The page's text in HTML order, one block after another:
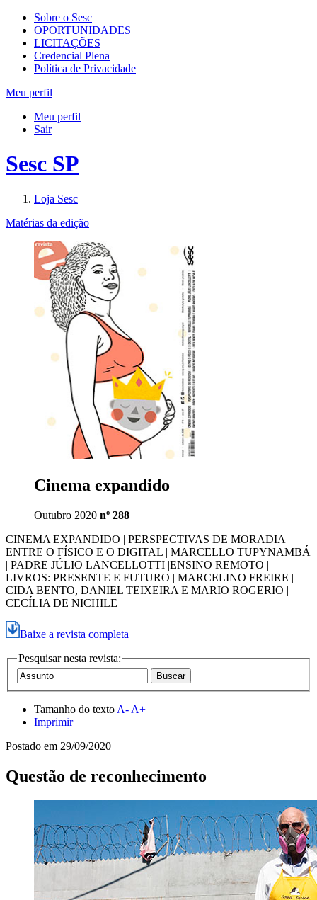
Sobre o Sesc
OPORTUNIDADES
LICITAÇÕES
Credencial Plena
Política de Privacidade
Meu perfil
Meu perfil
Sair
Sesc SP
Loja Sesc
Matérias da edição
Cinema expandido
Outubro 2020 nº 288
CINEMA EXPANDIDO | PERSPECTIVAS DE MORADIA |
ENTRE O FÍSICO E O DIGITAL | MARCELLO TUPYNAMBÁ
| PADRE JÚLIO LANCELLOTTI |ENSINO REMOTO |
LIVROS: PRESENTE E FUTURO | MARCELINO FREIRE |
CIDA BENTO, DANIEL TEIXEIRA E MARIO ROGERIO |
CECÍLIA DE NICHILE
Baixe a revista completa
Pesquisar nesta revista:
Tamanho do texto A- A+
Imprimir
Postado em 29/09/2020
Questão de reconhecimento